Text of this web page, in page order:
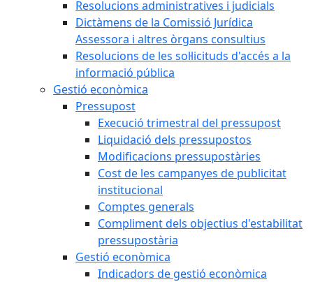
Resolucions administratives i judicials
Dictàmens de la Comissió Jurídica
Assessora i altres òrgans consultius
Resolucions de les sol·licituds d'accés a la
informació pública
Gestió econòmica
Pressupost
Execució trimestral del pressupost
Liquidació dels pressupostos
Modificacions pressupostàries
Cost de les campanyes de publicitat
institucional
Comptes generals
Compliment dels objectius d'estabilitat
pressupostària
Gestió econòmica
Indicadors de gestió econòmica